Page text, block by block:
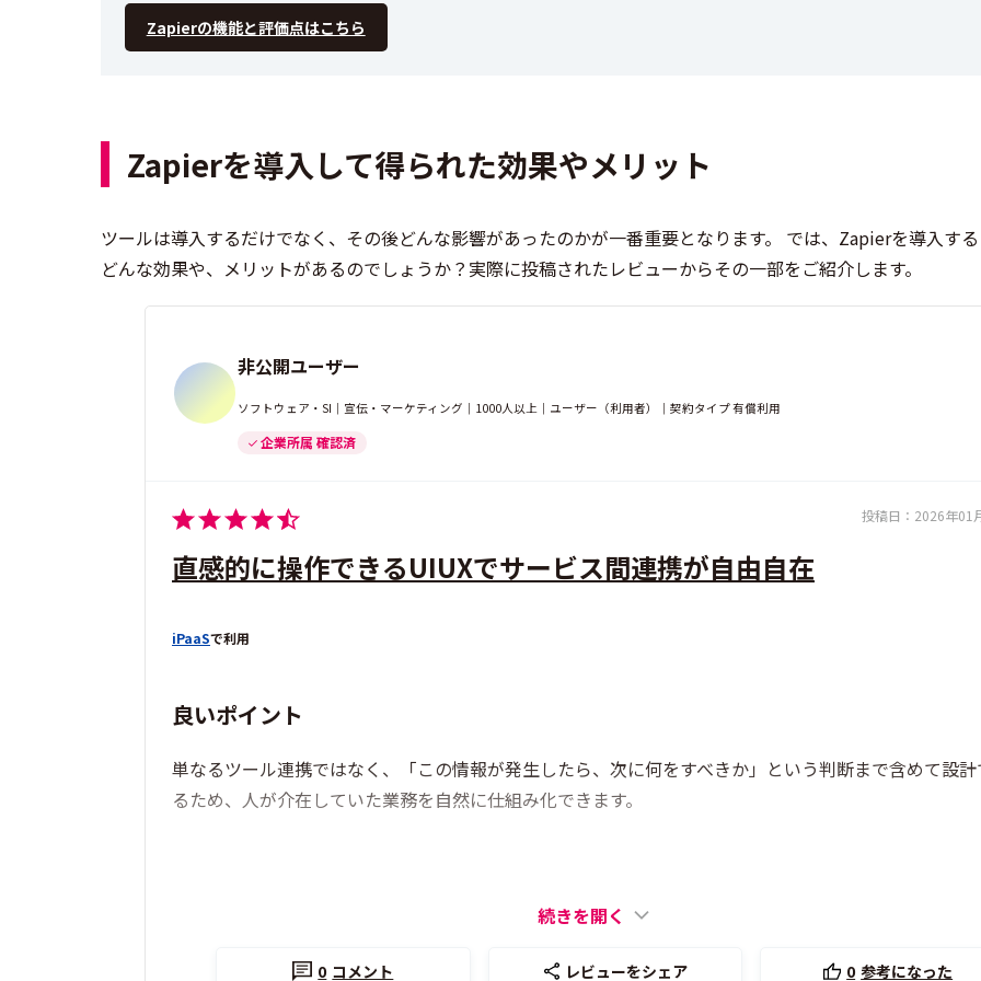
Zapierの機能と評価点はこちら
Zapierを導入して得られた効果やメリット
ツールは導入するだけでなく、その後どんな影響があったのかが一番重要となります。 では、Zapierを導入す
どんな効果や、メリットがあるのでしょうか？実際に投稿されたレビューからその一部をご紹介します。
非公開ユーザー
ソフトウェア・SI｜宣伝・マーケティング｜1000人以上｜ユーザー（利用者）｜契約タイプ 有償利用
企業所属 確認済
投稿日： 2026年01
直感的に操作できるUIUXでサービス間連携が自由自在
iPaaSで利用
良いポイント
単なるツール連携ではなく、「この情報が発生したら、次に何をすべきか」という判断まで含めて設
るため、人が介在していた業務を自然に仕組み化できます。
続きを開く
0 コメント レビューをシェア 0 参考になった